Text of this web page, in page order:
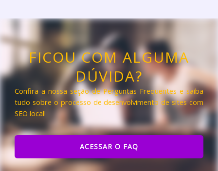
FICOU COM ALGUMA
DÚVIDA?
Confira a nossa seção de Perguntas Frequentes e saiba
tudo sobre o processo de desenvolvimento de sites com
SEO local!
ACESSAR O FAQ